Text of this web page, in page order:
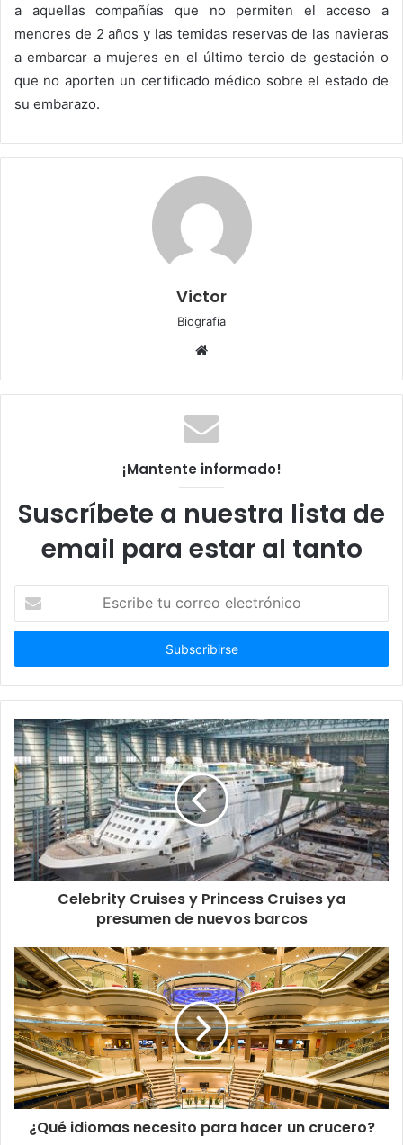
a aquellas compañías que no permiten el acceso a
menores de 2 años y las temidas reservas de las navieras
a embarcar a mujeres en el último tercio de gestación o
que no aporten un certificado médico sobre el estado de
su embarazo.
Victor
Biografía
Sitio
¡Mantente informado!
Suscríbete a nuestra lista de
email para estar al tanto
correo
Celebrity Cruises y Princess Cruises ya
presumen de nuevos barcos
¿Qué idiomas necesito para hacer un crucero?